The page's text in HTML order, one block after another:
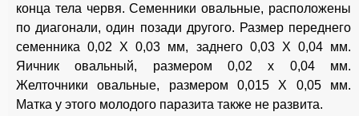
конца тела червя. Семенники овальные, расположены
по диагонали, один позади другого. Размер переднего
семенника 0,02 X 0,03 мм, заднего 0,03 X 0,04 мм.
Яичник овальный, размером 0,02 x 0,04 мм.
Желточники овальные, размером 0,015 X 0,05 мм.
Матка у этого молодого паразита также не развита.